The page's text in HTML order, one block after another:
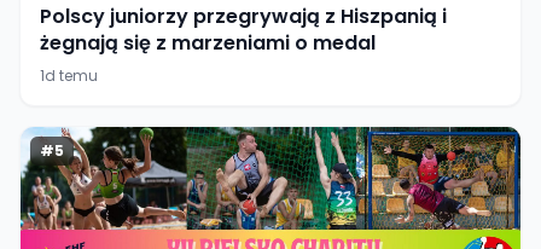
Polscy juniorzy przegrywają z Hiszpanią i
żegnają się z marzeniami o medal
1d temu
#5